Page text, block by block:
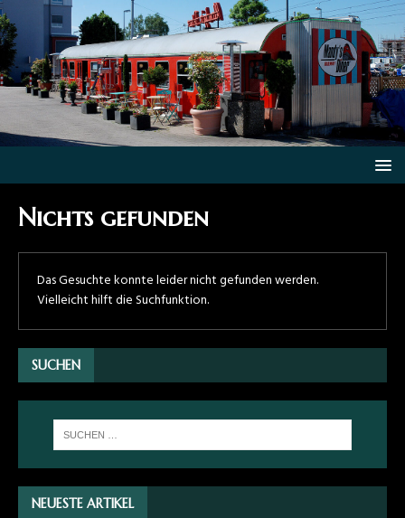
Nichts gefunden
Das Gesuchte konnte leider nicht gefunden werden.
Vielleicht hilft die Suchfunktion.
SUCHEN
NEUESTE ARTIKEL